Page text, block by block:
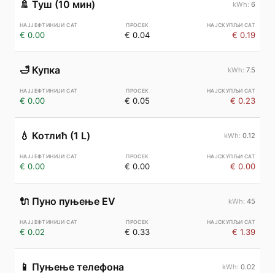
🚿 Туш (10 мин) 6
€ 0.00 € 0.04 € 0.19
🛁 Купка 7.5
€ 0.00 € 0.05 € 0.23
💧 Котлић (1 L) 0.12
€ 0.00 € 0.00 € 0.00
🔌 Пуно пуњење EV 45
€ 0.02 € 0.33 € 1.39
📱 Пуњење телефона 0.02